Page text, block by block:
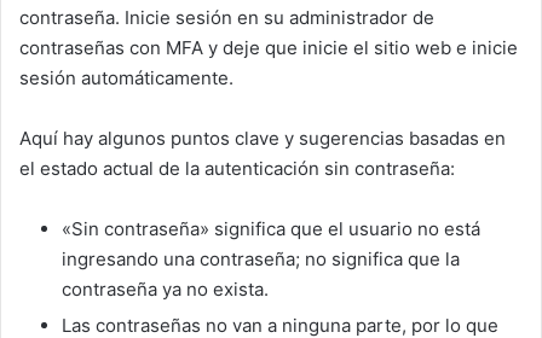
contraseña. Inicie sesión en su administrador de
contraseñas con MFA y deje que inicie el sitio web e inicie
sesión automáticamente.
Aquí hay algunos puntos clave y sugerencias basadas en
el estado actual de la autenticación sin contraseña:
«Sin contraseña» significa que el usuario no está
ingresando una contraseña; no significa que la
contraseña ya no exista.
Las contraseñas no van a ninguna parte, por lo que